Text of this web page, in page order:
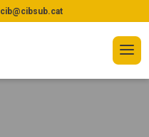
cib@cibsub.cat